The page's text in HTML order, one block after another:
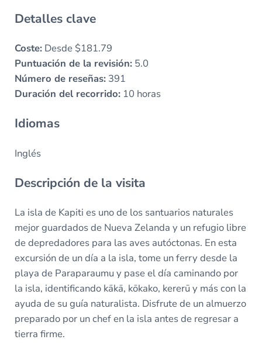
Detalles clave
Coste:Desde $181.79
Puntuación de la revisión:5.0
Número de reseñas:391
Duración del recorrido:10 horas
Idiomas
Inglés
Descripción de la visita
La isla de Kapiti es uno de los santuarios naturales
mejor guardados de Nueva Zelanda y un refugio libre
de depredadores para las aves autóctonas. En esta
excursión de un día a la isla, tome un ferry desde la
playa de Paraparaumu y pase el día caminando por
la isla, identificando kākā, kōkako, kererū y más con la
ayuda de su guía naturalista. Disfrute de un almuerzo
preparado por un chef en la isla antes de regresar a
tierra firme.